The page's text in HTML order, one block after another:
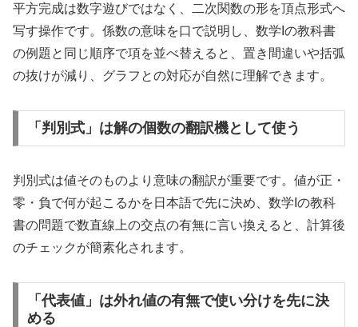
平方完成は数字遊びではなく、二次関数の形を頂点形式へ
写す操作です。係数の意味を口で説明し、数学Iの教科書
の例題と同じ順序で項を並べ替えると、置き間違いや括弧
の抜けが減り、グラフとの対応が自然に理解できます。
「判別式」は解の個数の翻訳機として使う
判別式は値そのものより意味の翻訳が重要です。値が正・
零・負で何が起こるかを日本語で先に決め、数学Iの教科
書の問題で数直線上の交点の有無に言い換えると、計算後
のチェックが簡素化されます。
「代表値」は外れ値の有無で使い分けを先に決
める